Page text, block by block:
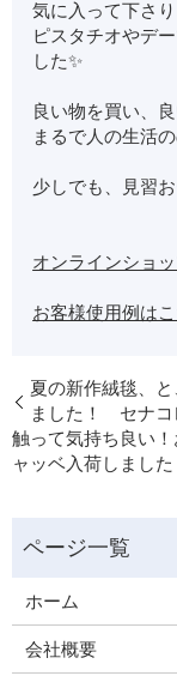
気に入って下さり
ピスタチオやデ
した✨
良い物を買い、
まるで人の生活
少しでも、見習お
オンラインショ
お客様使用例は
夏の新作絨毯、
ました！ セナコ
触って気持ち良い
ャッベ入荷しまし
ホーム
会社概要